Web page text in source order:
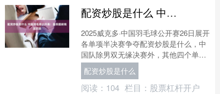
配资炒股是什么 中国羽毛球公开赛：国羽提前锁定四冠
2025威克多·中国羽毛球公开赛26日展开
各单项半决赛争夺配资炒股是什么，中
国队除男双无缘决赛外，其他四个单项
均提前锁定金牌。 国羽头号男单石宇奇
延续良好状态，....
配资炒股是什么
阅读： 104 栏目： 股票杠杆开户